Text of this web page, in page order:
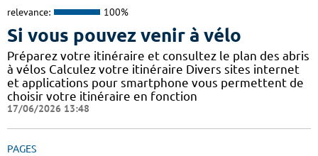
relevance: 100%
Si vous pouvez venir à vélo
Préparez votre itinéraire et consultez le plan des abris
à vélos Calculez votre itinéraire Divers sites internet
et applications pour smartphone vous permettent de
choisir votre itinéraire en fonction
17/06/2026 13:48
PAGES